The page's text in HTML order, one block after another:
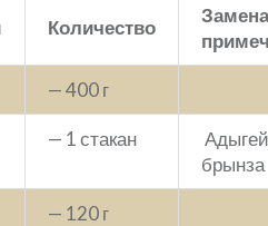
Количество
— 400 г
— 1 стакан
брынза
— 120 г